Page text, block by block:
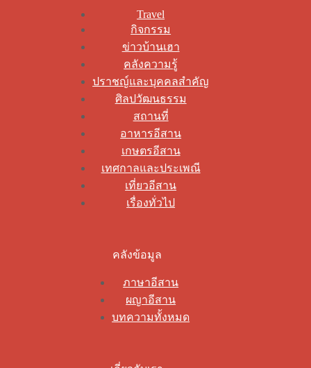
Travel
กิจกรรม
ข่าวบ้านเฮา
คลังความรู้
ปราชญ์และบุคคลสำคัญ
ศิลปวัฒนธรรม
สถานที่
อาหารอีสาน
เกษตรอีสาน
เทศกาลและประเพณี
เที่ยวอีสาน
เรื่องทั่วไป
คลังข้อมูล
ภาษาอีสาน
ผญาอีสาน
บทความทั้งหมด